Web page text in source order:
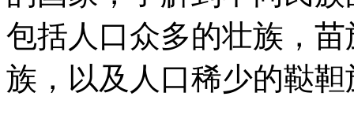
包括人口众多的壮族，
族，以及人口稀少的鞑